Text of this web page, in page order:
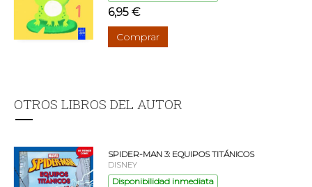
6,95 €
Comprar
OTROS LIBROS DEL AUTOR
SPIDER-MAN 3: EQUIPOS TITÁNICOS
DISNEY
Disponibilidad inmediata